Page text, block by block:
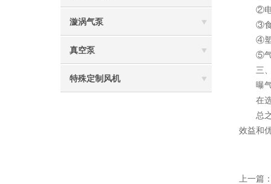
漩涡气泵
真空泵
特殊定制风机
②电镀
③食品
④塑料
⑤气体
三、
曝气
在选
总之
效益和
上一篇